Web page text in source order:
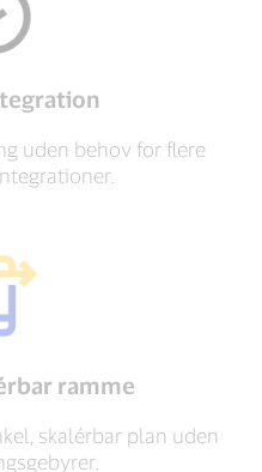
uden behov for flere
ramme
skalérbar plan uden